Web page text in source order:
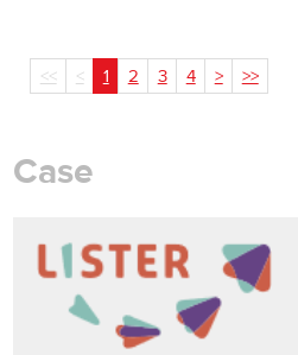
<< < 1 2 3 4 > >>
Case